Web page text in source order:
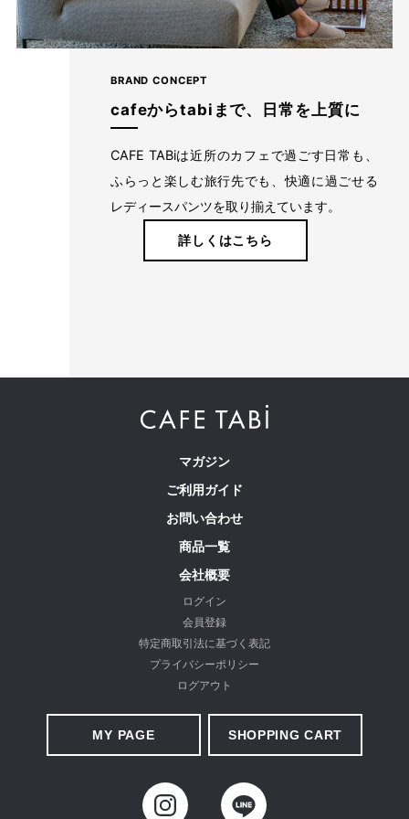
BRAND CONCEPT
cafeからtabiまで、日常を上質に
CAFE TABiは近所のカフェで過ごす日常も、
ふらっと楽しむ旅行先でも、快適に過ごせる
レディースパンツを取り揃えています。
詳しくはこちら
マガジン
ご利用ガイド
お問い合わせ
商品一覧
会社概要
ログイン
会員登録
特定商取引法に基づく表記
プライバシーポリシー
ログアウト
MY PAGE SHOPPING CART